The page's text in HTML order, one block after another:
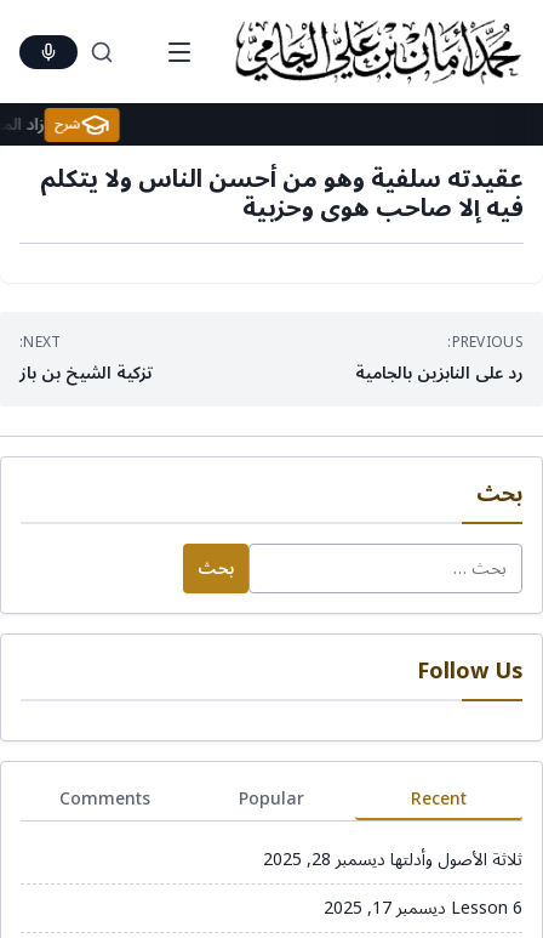
Skip
content
شرح
عقيدته سلفية وهو من أحسن الناس ولا يتكلم
فيه إلا صاحب هوى وحزبية
تصفّح
المقالات
PREVIOUS:
رد على النابزين بالجامية
NEXT:
تزكية الشيخ بن باز
بحث
البحث
عن:
Follow Us
Recent
Popular
Comments
ثلاثة الأصول وأدلتهاديسمبر 28, 2025
Lesson 6 ديسمبر 17, 2025